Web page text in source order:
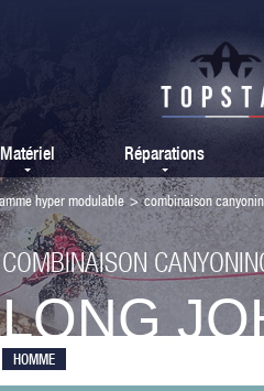
Matériel Réparations
hyper modulable > combinaison
COMBINAISON
LONG
HOMME